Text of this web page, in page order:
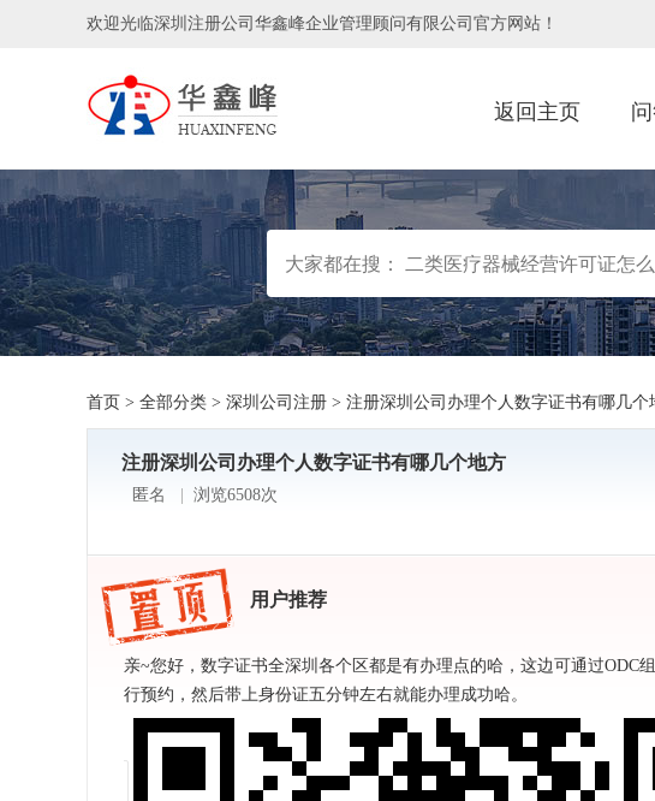
欢迎光临深圳注册公司华鑫峰企业管理顾问有限公司官方网站！
返回主页
首页 > 全部分类 > 深圳公司注册 > 注册深圳公司办理个人数字证书有哪几个
注册深圳公司办理个人数字证书有哪几个地方
匿名 浏览6508次
用户推荐
亲~您好，数字证书全深圳各个区都是有办理点的哈，这边可通过ODC
行预约，然后带上身份证五分钟左右就能办理成功哈。